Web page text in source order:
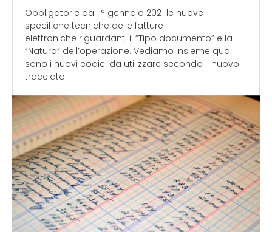
Obbligatorie dal 1° gennaio 2021 le nuove
specifiche tecniche delle fatture
elettroniche riguardanti il “Tipo documento” e la
“Natura” dell’operazione. Vediamo insieme quali
sono i nuovi codici da utilizzare secondo il nuovo
tracciato.